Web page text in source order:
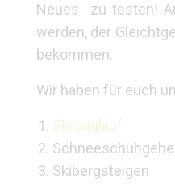
Neues zu testen!
werden, der
bekommen.
Wir haben für euch
Skilanglauf
Skibergsteigen